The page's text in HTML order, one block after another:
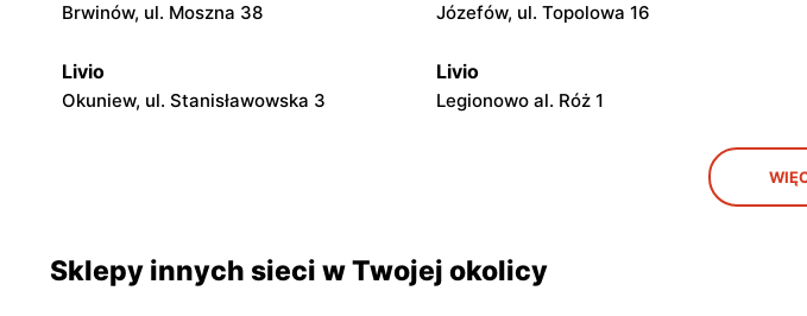
Brwinów, ul. Moszna 38 Józefów, ul. Topolowa 16
Livio
Okuniew, ul. Stanisławowska 3
Livio
Legionowo al. Róż 1
Otwock, ul. Stefana Batorego 4
Karczew, ul. Ks. Bp. Władysława Miziołka
Sklepy innych sieci w Twojej okolicy